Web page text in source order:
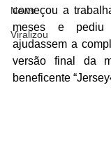
News
Viralizou
começou a
meses e
ajudassem a
versão final da
beneficente